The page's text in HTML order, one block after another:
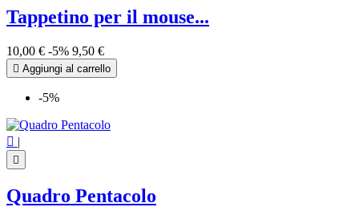
Tappetino per il mouse...
10,00 € -5% 9,50 €
 Aggiungi al carrello
-5%
 |

Quadro Pentacolo